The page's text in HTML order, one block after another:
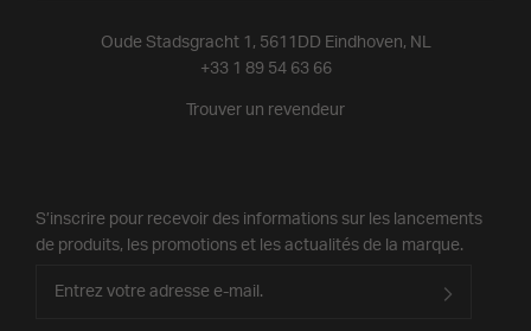
Oude Stadsgracht 1, 5611DD Eindhoven, NL
+33 1 89 54 63 66
Trouver un revendeur
S’inscrire pour recevoir des informations sur les lancements
de produits, les promotions et les actualités de la marque.